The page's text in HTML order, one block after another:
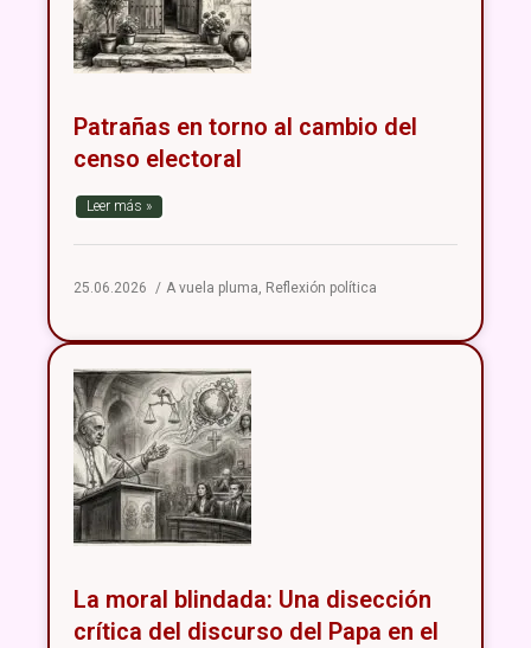
Patrañas en torno al cambio del
censo electoral
Leer más »
25.06.2026 A vuela pluma, Reflexión política
La moral blindada: Una disección
crítica del discurso del Papa en el